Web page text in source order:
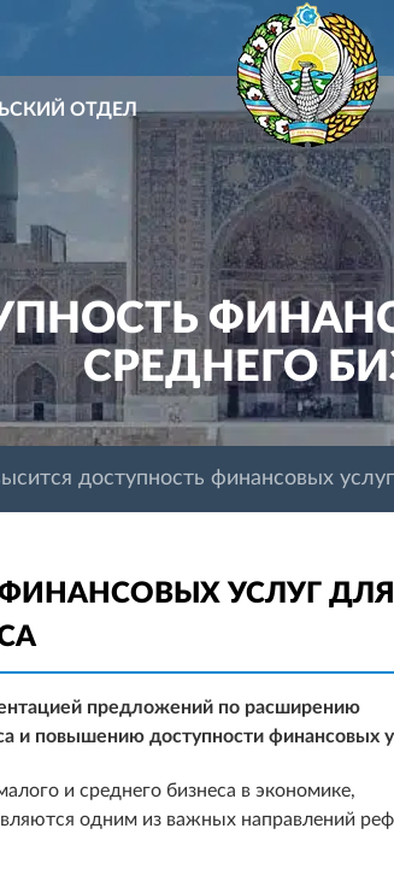
ОТДЕЛ
СРЕДНЕГО
доступность финансовых
УСЛУГ ДЛЯ
предложений по расширению
и повышению доступности финансовых
и среднего бизнеса в экономике,
одним из важных направлений